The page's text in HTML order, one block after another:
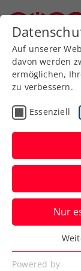
Zurück
Turniere
Bei ihrem
seit
höchster
Verfasst von:
Auf unserer
davon werden
ermöglichen,
zu verbessern.
Essenziell
Nur
Essenziell
Essenzielle
Powered by